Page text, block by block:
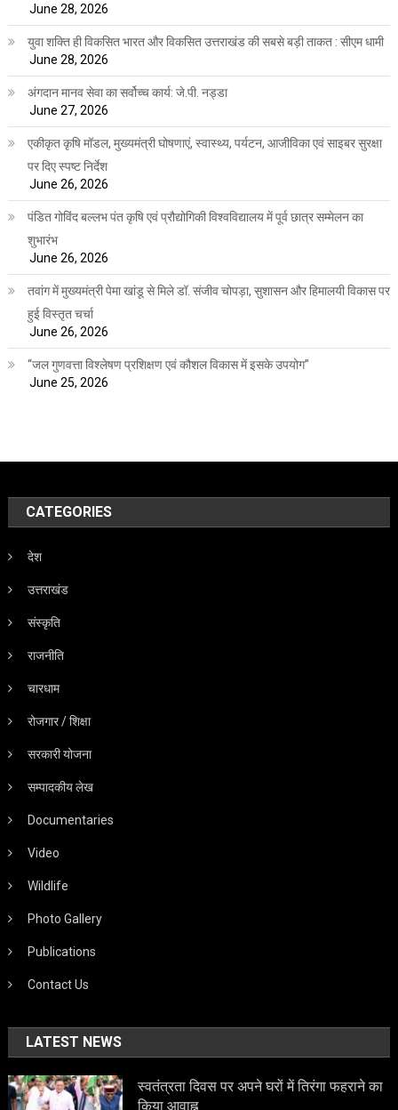
June 28, 2026
युवा शक्ति ही विकसित भारत और विकसित उत्तराखंड की सबसे बड़ी ताकत : सीएम धामी
June 28, 2026
अंगदान मानव सेवा का सर्वोच्च कार्य: जे.पी. नड्डा
June 27, 2026
एकीकृत कृषि मॉडल, मुख्यमंत्री घोषणाएं, स्वास्थ्य, पर्यटन, आजीविका एवं साइबर सुरक्षा
पर दिए स्पष्ट निर्देश
June 26, 2026
पंडित गोविंद बल्लभ पंत कृषि एवं प्रौद्योगिकी विश्वविद्यालय में पूर्व छात्र सम्मेलन का
शुभारंभ
June 26, 2026
तवांग में मुख्यमंत्री पेमा खांडू से मिले डॉ. संजीव चोपड़ा, सुशासन और हिमालयी विकास पर
हुई विस्तृत चर्चा
June 26, 2026
“जल गुणवत्ता विश्लेषण प्रशिक्षण एवं कौशल विकास में इसके उपयोग”
June 25, 2026
CATEGORIES
देश
उत्तराखंड
संस्कृति
राजनीति
चारधाम
रोजगार / शिक्षा
सरकारी योजना
सम्पादकीय लेख
Documentaries
Video
Wildlife
Photo Gallery
Publications
Contact Us
LATEST NEWS
स्वतंत्रता दिवस पर अपने घरों में तिरंगा फहराने का
किया आवाह्न